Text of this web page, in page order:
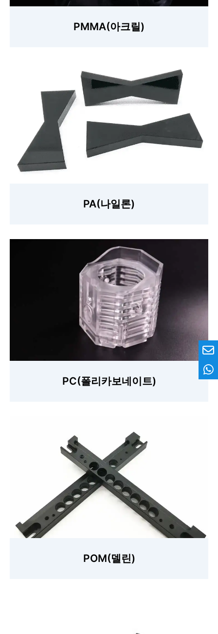
PMMA(아크릴)
PA(나일론)
PC(폴리카보네이트)
POM(델린)